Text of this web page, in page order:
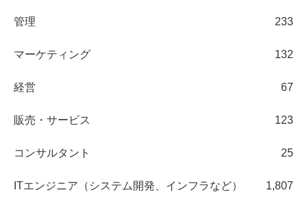
管理 233
マーケティング 132
経営 67
販売・サービス 123
コンサルタント 25
ITエンジニア（システム開発、インフラなど） 1,807